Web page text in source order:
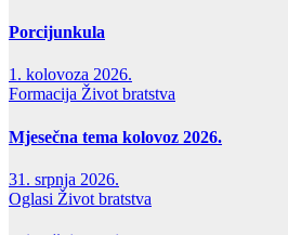
Porcijunkula
1. kolovoza 2026.
Formacija Život bratstva
Mjesečna tema kolovoz 2026.
31. srpnja 2026.
Oglasi Život bratstva